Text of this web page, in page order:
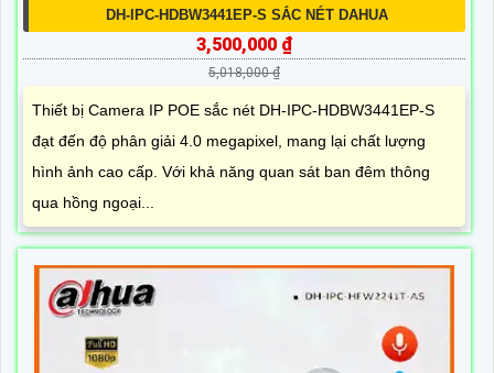
DH-IPC-HDBW3441EP-S SẮC NÉT DAHUA
3,500,000 ₫
5,018,000 ₫
Thiết bị Camera IP POE sắc nét DH-IPC-HDBW3441EP-S
đạt đến độ phân giải 4.0 megapixel, mang lại chất lượng
hình ảnh cao cấp. Với khả năng quan sát ban đêm thông
qua hồng ngoại...